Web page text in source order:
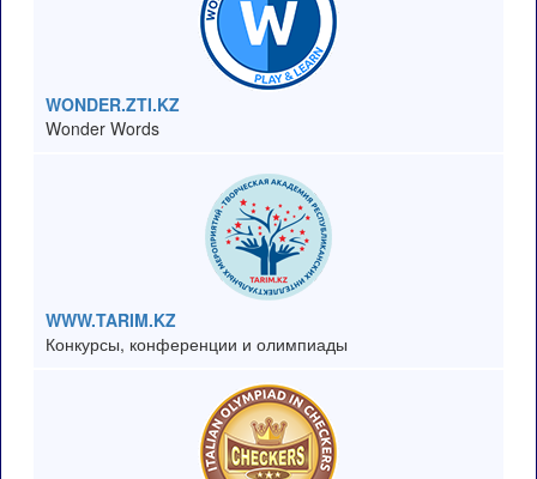
WONDER.ZTI.KZ
Wonder Words
WWW.TARIM.KZ
Конкурсы, конференции и олимпиады